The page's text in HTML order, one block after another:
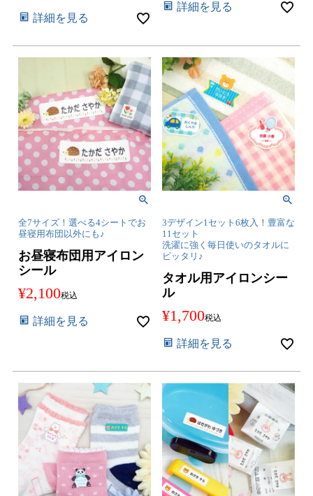
詳細を見る
詳細を見る
全7サイズ！選べる4シートでお
昼寝用布団以外にも♪
お昼寝布団用アイロン
シール
¥2,100税込
詳細を見る
3デザイン1セット6枚入！豊富な
11セット
洗濯に強く毎日使いのタオルに
ピッタリ♪
タオル用アイロンシー
ル
¥1,700税込
詳細を見る